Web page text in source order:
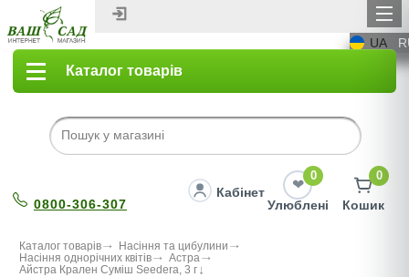
UA
Каталог товарів
0800-306-307
Кабінет
0
Улюблені
0
Кошик
Каталог товарів
Насіння та цибулини
Насіння однорічних квітів
Астра
Айстра Крален Суміш Seedera, 3 г